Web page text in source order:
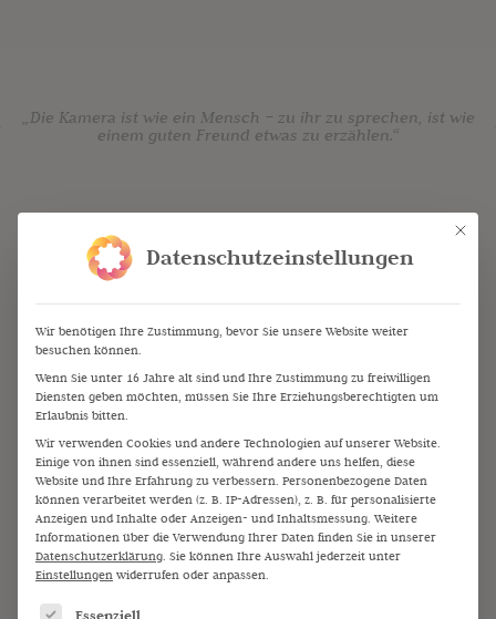
„Die Kamera ist wie ein Mensch – zu ihr zu sprechen, ist wie
einem guten Freund etwas zu erzählen.“
Showreel
Ausschnitte aus meiner Arbeit als Moderatorin für TV-,
Rundfunk- und Medienformate.
Einblick in Kameraarbeit, Moderation und
unterschiedliche Produktionskontexte.
YouTube. Um auf den eigentlichen Inhalt
zuzugreifen, klicken Sie auf die Schaltfläche
unten. Bitte beachten Sie, dass dabei Daten an
Drittanbieter weitergegeben werden.
Mehr Informationen
Inhalt entsperren
Erforderlichen Service akzeptieren
Mit
Datenschutzeinstellungen
Wir benötigen Ihre Zustimmung, bevor Sie unsere Website weiter
besuchen können.
Wenn Sie unter 16 Jahre alt sind und Ihre Zustimmung zu freiwilligen
Diensten geben möchten, müssen Sie Ihre Erziehungsberechtigten um
Erlaubnis bitten.
Wir verwenden Cookies und andere Technologien auf unserer Website.
Einige von ihnen sind essenziell, während andere uns helfen, diese
Website und Ihre Erfahrung zu verbessern. Personenbezogene Daten
können verarbeitet werden (z. B. IP-Adressen), z. B. für personalisierte
Anzeigen und Inhalte oder Anzeigen- und Inhaltsmessung. Weitere
Informationen über die Verwendung Ihrer Daten finden Sie in unserer
Datenschutzerklärung Sie können Ihre Auswahl jederzeit unter
Einstellungen widerrufen oder anpassen.
Es folgt eine Liste der Service-Gruppen, für die eine
Essenziell